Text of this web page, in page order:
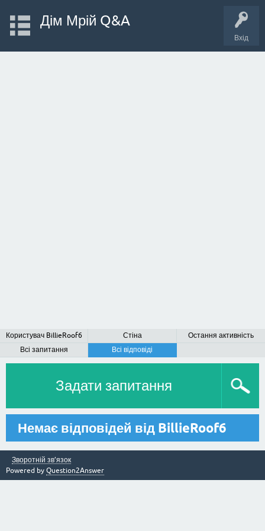
Вхід
Дім Мрій Q&A
Користувач BillieRoof6 Стіна
Остання активність
Всі запитання
Всі відповіді
Задати запитання
Немає відповідей від BillieRoof6
Зворотній зв’язок
Powered by Question2Answer